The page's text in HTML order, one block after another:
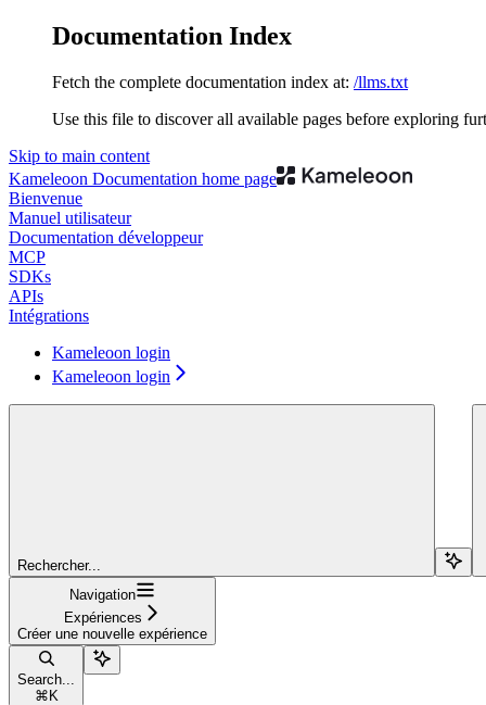
Documentation Index
Fetch the complete documentation index at: /llms.txt
Use this file to discover all available pages before exploring
Skip to main content
Kameleoon Documentation home page
Bienvenue
Manuel utilisateur
Documentation développeur
MCP
SDKs
APIs
Intégrations
Kameleoon login
Kameleoon login
Rechercher...
Navigation
Expériences
Créer une nouvelle expérience
Search...
⌘ K